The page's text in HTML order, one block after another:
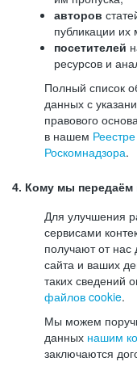
авторов
публикации их
посетителей
ресурсов и
Полный список
данных с
правового
в нашем
Роскомнадзора.
4. Кому мы передаём
Для улучшения
сервисами
получают от
сайта и ваших
таких сведений
файлов cookie.
Мы можем
данных нашим
заключаются